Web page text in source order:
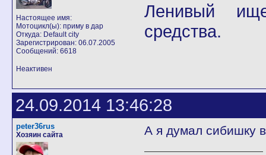
Настоящее имя:
Мотоцикл(ы): приму в дар
Откуда: Default city
Зарегистрирован: 06.07.2005
Сообщений: 6618
Ленивый
средства.
Неактивен
24.09.2014 13:46:28
peter36rus
Хозяин сайта А я думал сибишку